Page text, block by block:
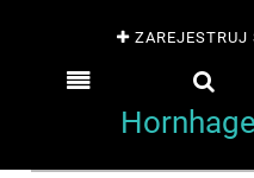
ZAREJESTRUJ